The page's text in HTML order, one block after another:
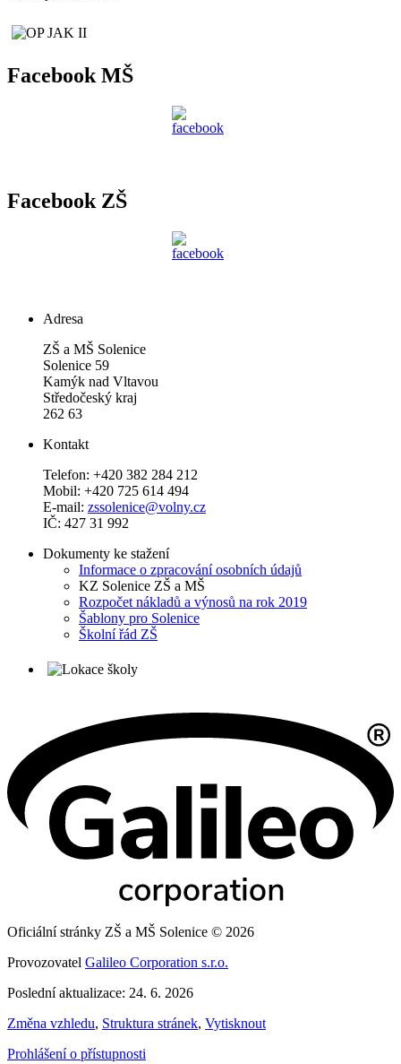
Facebook MŠ
Facebook ZŠ
Adresa
ZŠ a MŠ Solenice
Solenice 59
Kamýk nad Vltavou
Středočeský kraj
262 63
Kontakt
Telefon: +420 382 284 212
Mobil: +420 725 614 494
E-mail: zssolenice@volny.cz
IČ: 427 31 992
Dokumenty ke stažení
Informace o zpracování osobních údajů
KZ Solenice ZŠ a MŠ
Rozpočet nákladů a výnosů na rok 2019
Šablony pro Solenice
Školní řád ZŠ
Oficiální stránky ZŠ a MŠ Solenice © 2026
Provozovatel Galileo Corporation s.r.o.
Poslední aktualizace: 24. 6. 2026
Změna vzhledu, Struktura stránek, Vytisknout
Prohlášení o přístupnosti